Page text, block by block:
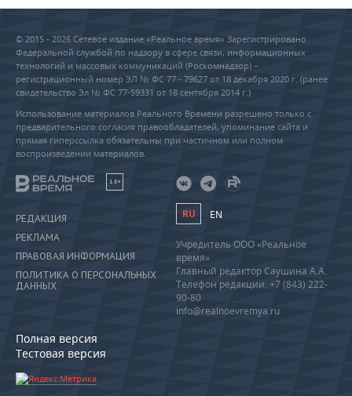
© 2015 - 2026 Сетевое издание «Реальное время» Зарегистрировано
Федеральной службой по надзору в сфере связи, информационных
технологий и массовых коммуникаций (Роскомнадзор) –
регистрационный номер ЭЛ № ФС 77 - 79627 от 18 декабря 2020 г. (ранее
свидетельство Эл № ФС 77-59331 от 18 сентября 2014 г.)
Использование материалов Реального Времени разрешено только с
предварительного согласия правообладателей, упоминание сайта и
прямая гиперссылка обязательны при частичном или полном
воспроизведении материалов.
18+
РЕДАКЦИЯ
РЕКЛАМА
ПРАВОВАЯ ИНФОРМАЦИЯ
ПОЛИТИКА О ПЕРСОНАЛЬНЫХ
ДАННЫХ
Полная версия
Тестовая версия
RU EN
Учредитель ООО «Реальное
время»
Главный редактор Саушина А.А.
Телефон редакции: +7 (843) 222-
90-80
info@realnoevremya.ru